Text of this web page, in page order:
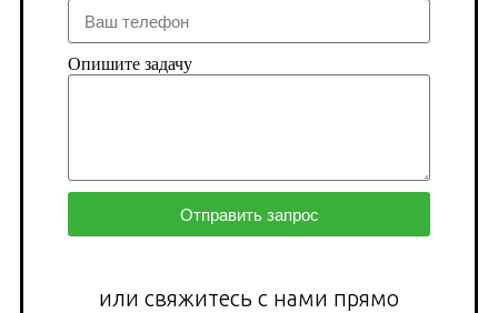
Опишите задачу
Отправить запрос
или свяжитесь с нами прямо